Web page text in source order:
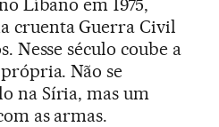
Líbano em 1975,
cruenta Guerra Civil
Nesse século coube a
Não se
na Síria, mas um
as armas.